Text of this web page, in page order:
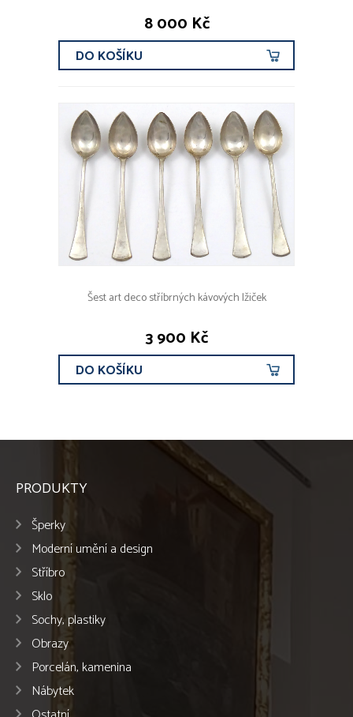
8 000 Kč
DO KOŠÍKU
Šest art deco stříbrných kávových lžiček
3 900 Kč
DO KOŠÍKU
PRODUKTY
Šperky
Moderní umění a design
Stříbro
Sklo
Sochy, plastiky
Obrazy
Porcelán, kamenina
Nábytek